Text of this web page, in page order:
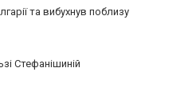
та вибухнув поблизу
Стефанішиній